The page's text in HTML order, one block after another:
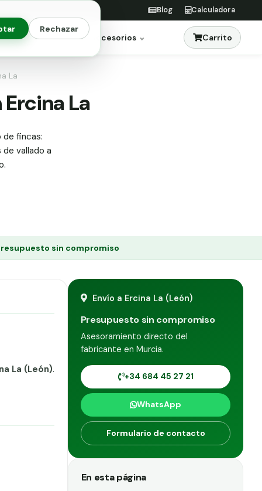
Rechazar
Blog Calculadora
Jardinería Accesorios Carrito
La
La
de fincas:
vallado a
sin compromiso
La (León).
Envío a Ercina La (León)
Presupuesto sin compromiso
Asesoramiento directo del
fabricante en Murcia.
+34 684 45 27 21
WhatsApp
Formulario de contacto
En esta página